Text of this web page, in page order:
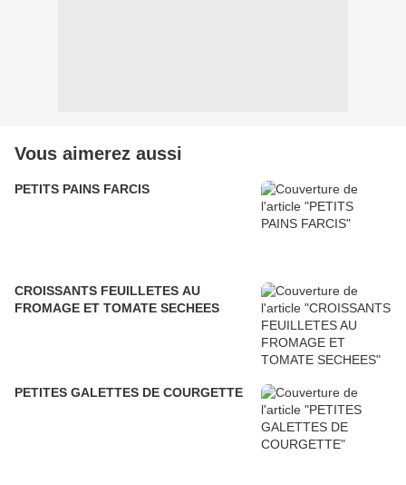
Vous aimerez aussi
PETITS PAINS FARCIS
CROISSANTS FEUILLETES AU
FROMAGE ET TOMATE SECHEES
PETITES GALETTES DE COURGETTE